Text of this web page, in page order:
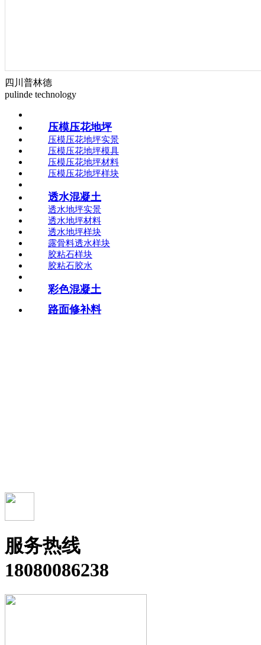
四川普林德
pulinde technology
压模压花地坪
压模压花地坪实景
压模压花地坪模具
压模压花地坪材料
压模压花地坪样块
透水混凝土
透水地坪实景
透水地坪材料
透水地坪样块
露骨料透水样块
胶粘石样块
胶粘石胶水
彩色混凝土
路面修补料
服务热线
18080086238